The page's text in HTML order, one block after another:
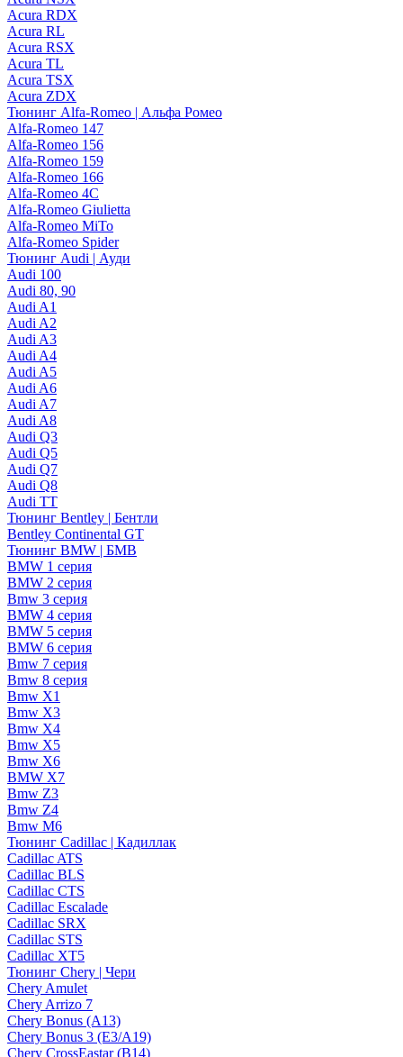
Acura RDX
Acura RL
Acura RSX
Acura TL
Acura TSX
Acura ZDX
Тюнинг Alfa-Romeo | Альфа Ромео
Alfa-Romeo 147
Alfa-Romeo 156
Alfa-Romeo 159
Alfa-Romeo 166
Alfa-Romeo 4C
Alfa-Romeo Giulietta
Alfa-Romeo MiTo
Alfa-Romeo Spider
Тюнинг Audi | Ауди
Audi 100
Audi 80, 90
Audi A1
Audi A2
Audi A3
Audi A4
Audi A5
Audi A6
Audi A7
Audi A8
Audi Q3
Audi Q5
Audi Q7
Audi Q8
Audi TT
Тюнинг Bentley | Бентли
Bentley Continental GT
Тюнинг BMW | БМВ
BMW 1 серия
BMW 2 серия
Bmw 3 серия
BMW 4 серия
BMW 5 серия
BMW 6 серия
Bmw 7 серия
Bmw 8 серия
Bmw X1
Bmw X3
Bmw X4
Bmw X5
Bmw X6
BMW X7
Bmw Z3
Bmw Z4
Bmw М6
Тюнинг Cadillac | Кадиллак
Cadillac ATS
Cadillac BLS
Cadillac CTS
Cadillac Escalade
Cadillac SRX
Cadillac STS
Cadillac XT5
Тюнинг Chery | Чери
Chery Amulet
Chery Arrizo 7
Chery Bonus (A13)
Chery Bonus 3 (E3/A19)
Chery CrossEastar (B14)